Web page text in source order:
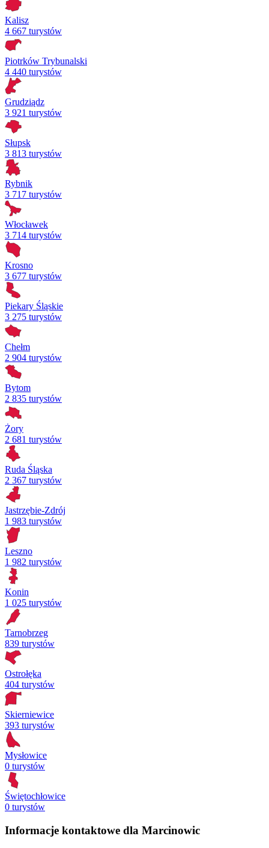
Kalisz
4 667 turystów
Piotrków Trybunalski
4 440 turystów
Grudziądz
3 921 turystów
Słupsk
3 813 turystów
Rybnik
3 717 turystów
Włocławek
3 714 turystów
Krosno
3 677 turystów
Piekary Śląskie
3 275 turystów
Chełm
2 904 turystów
Bytom
2 835 turystów
Żory
2 681 turystów
Ruda Śląska
2 367 turystów
Jastrzębie-Zdrój
1 983 turystów
Leszno
1 982 turystów
Konin
1 025 turystów
Tarnobrzeg
839 turystów
Ostrołęka
404 turystów
Skierniewice
393 turystów
Mysłowice
0 turystów
Świętochłowice
0 turystów
Informacje kontaktowe dla Marcinowic